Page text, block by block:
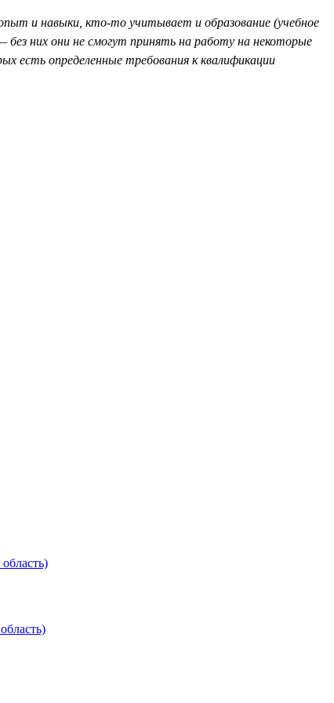
и навыки, кто-то учитывает и образование (учебное
них они не смогут принять на работу на некоторые
есть определенные требования к квалификации